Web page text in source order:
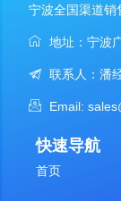
宁波全国渠道销
地址：宁波
联系人：潘
Email:
快速导航
首页